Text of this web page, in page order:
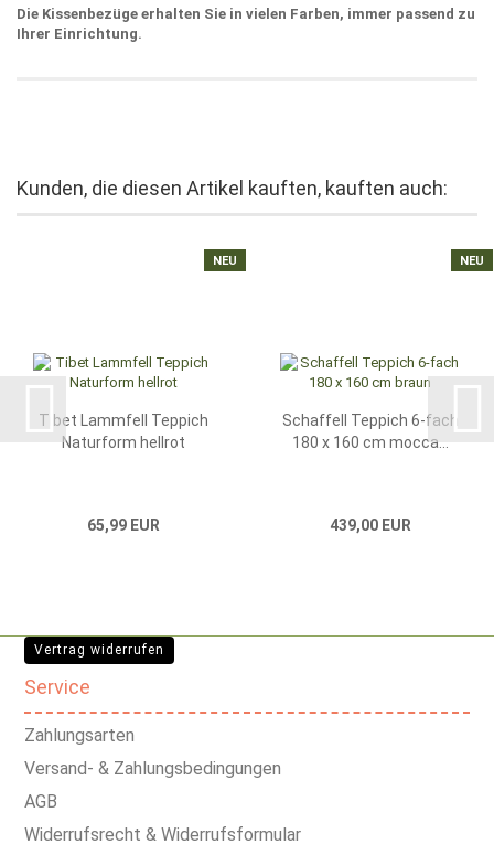
Die Kissenbezüge erhalten Sie in vielen Farben, immer passend zu
Ihrer Einrichtung.
Kunden, die diesen Artikel kauften, kauften auch:
NEU
Tibet Lammfell Teppich
Naturform hellrot
65,99 EUR
NEU
Schaffell Teppich 6-fach
180 x 160 cm mocca...
439,00 EUR
Vertrag widerrufen
Service
Zahlungsarten
Versand- & Zahlungsbedingungen
AGB
Widerrufsrecht & Widerrufsformular